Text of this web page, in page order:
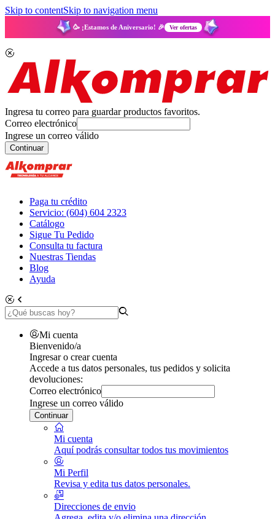
Skip to contentSkip to navigation menu
🥳 ¡Estamos de Aniversario! 🎉 Ver ofertas
Ingresa tu correo para guardar productos favoritos.
Correo electrónico
Ingrese un correo válido
Continuar
Paga tu crédito
Servicio: (604) 604 2323
Catálogo
Sigue Tu Pedido
Consulta tu factura
Nuestras Tiendas
Blog
Ayuda
Mi cuenta
Bienvenido/a
Ingresar o crear cuenta
Accede a tus datos personales, tus pedidos y solicita
devoluciones:
Correo electrónico
Ingrese un correo válido
Continuar
Mi cuenta
Aquí podrás consultar todos tus movimientos
Mi Perfil
Revisa y edita tus datos personales.
Direcciones de envio